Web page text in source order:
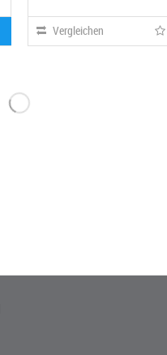
Vergleichen